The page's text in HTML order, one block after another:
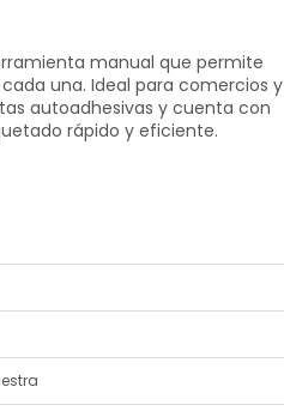
manual que permite
una. Ideal para comercios y
autoadhesivas y cuenta con
rápido y eficiente.